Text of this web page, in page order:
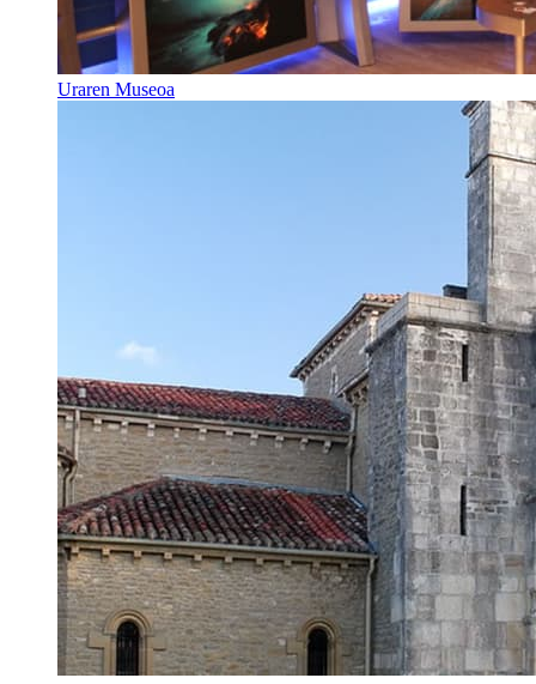
Uraren Museoa